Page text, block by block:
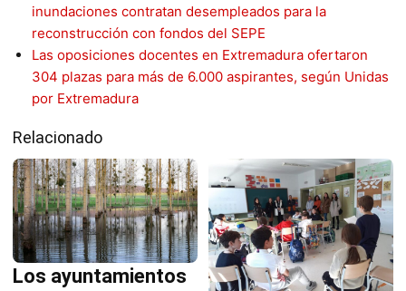
inundaciones contratan desempleados para la
reconstrucción con fondos del SEPE
Las oposiciones docentes en Extremadura ofertaron
304 plazas para más de 6.000 aspirantes, según Unidas
por Extremadura
Relacionado
Los ayuntamientos